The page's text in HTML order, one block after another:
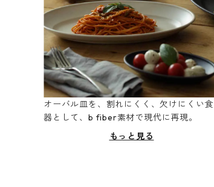
オーバル皿を、割れにくく、欠けにくい食
器として、b fiber素材で現代に再現。
もっと見る